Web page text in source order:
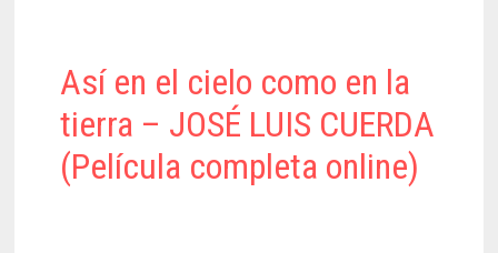
Así en el cielo como en la
tierra – JOSÉ LUIS CUERDA
(Película completa online)